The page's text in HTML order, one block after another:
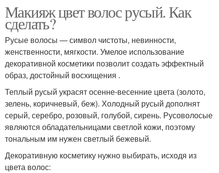
Макияж цвет волос русый. Как
сделать?
Русые волосы — символ чистоты, невинности,
женственности, мягкости. Умелое использование
декоративной косметики позволит создать эффектный
образ, достойный восхищения .
Теплый русый украсят осенне-весенние цвета (золото,
зелень, коричневый, беж). Холодный русый дополнят
серый, серебро, розовый, голубой, сирень. Русоволосые
являются обладательницами светлой кожи, поэтому
тональным им нужен светлый бежевый.
Декоративную косметику нужно выбирать, исходя из
цвета волос: